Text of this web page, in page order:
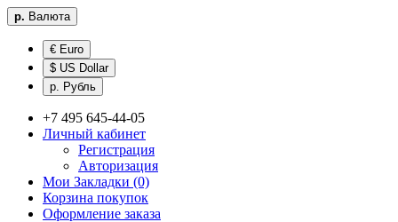
р. Валюта
€ Euro
$ US Dollar
р. Рубль
+7 495 645-44-05
Личный кабинет
Регистрация
Авторизация
Мои Закладки (0)
Корзина покупок
Оформление заказа